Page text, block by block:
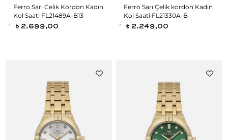
Ferro Sarı Celik Kordon Kadın
Kol Saati FL21489A-B13
t 2.699,00
Ferro Sarı Çelik kordon Kadın
Kol Saati FL21330A-B
t 2.249,00